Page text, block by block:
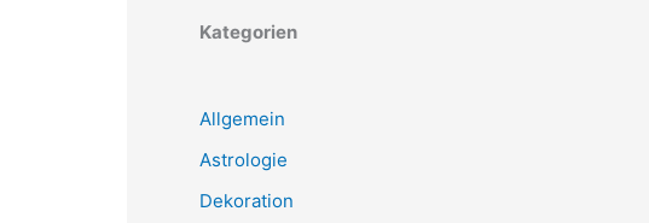
Kategorien
Allgemein
Astrologie
Dekoration